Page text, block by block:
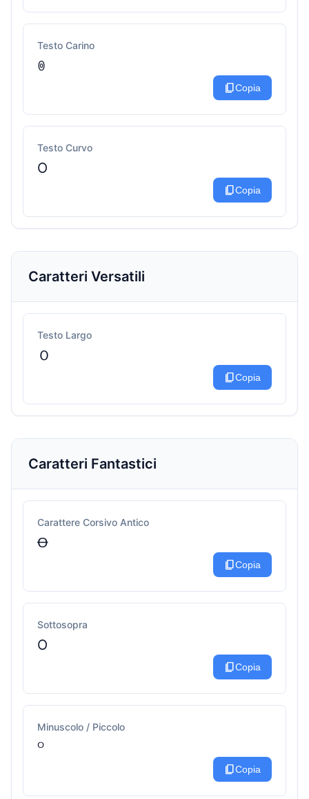
Testo Carino
ꉻ
content_copyCopia
Testo Curvo
O
content_copyCopia
Caratteri Versatili
Testo Largo
Ｏ
content_copyCopia
Caratteri Fantastici
Carattere Corsivo Antico
Ꝋ
content_copyCopia
Sottosopra
O
content_copyCopia
Minuscolo / Piccolo
ᴼ
content_copyCopia